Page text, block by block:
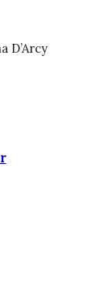
D’Arcy